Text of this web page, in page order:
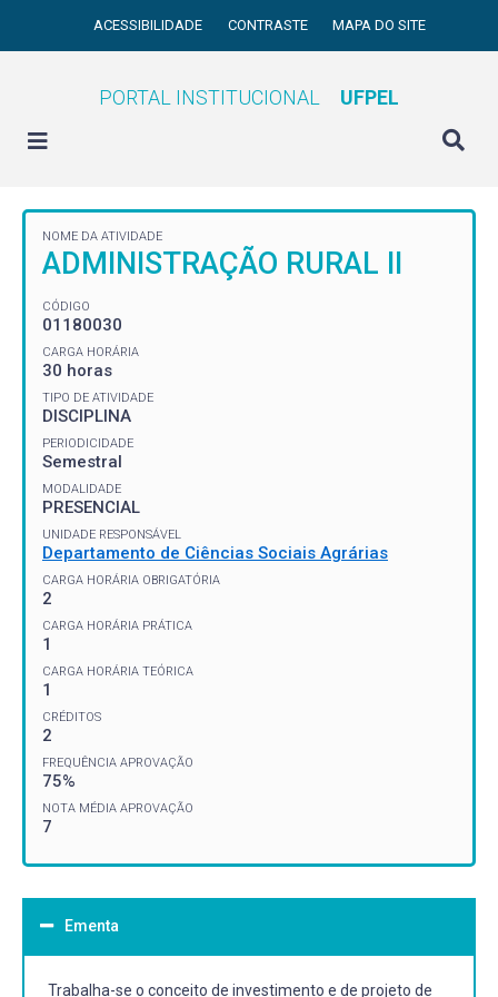
ACESSIBILIDADE CONTRASTE MAPA DO SITE
PORTAL INSTITUCIONAL UFPEL
NOME DA ATIVIDADE
ADMINISTRAÇÃO RURAL II
CÓDIGO
01180030
CARGA HORÁRIA
30 horas
TIPO DE ATIVIDADE
DISCIPLINA
PERIODICIDADE
Semestral
MODALIDADE
PRESENCIAL
UNIDADE RESPONSÁVEL
Departamento de Ciências Sociais Agrárias
CARGA HORÁRIA OBRIGATÓRIA
2
CARGA HORÁRIA PRÁTICA
1
CARGA HORÁRIA TEÓRICA
1
CRÉDITOS
2
FREQUÊNCIA APROVAÇÃO
75%
NOTA MÉDIA APROVAÇÃO
7
Ementa
Trabalha-se o conceito de investimento e de projeto de